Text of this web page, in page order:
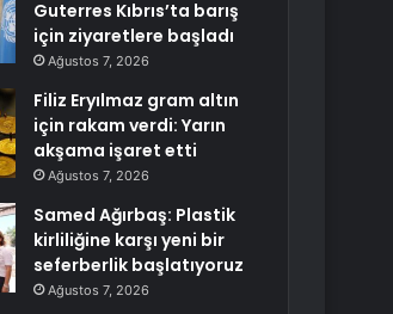
Guterres Kıbrıs’ta barış
için ziyaretlere başladı
Ağustos 7, 2026
Filiz Eryılmaz gram altın
için rakam verdi: Yarın
akşama işaret etti
Ağustos 7, 2026
Samed Ağırbaş: Plastik
kirliliğine karşı yeni bir
seferberlik başlatıyoruz
Ağustos 7, 2026